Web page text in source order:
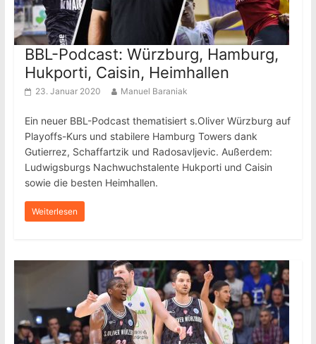
BBL-Podcast: Würzburg, Hamburg,
Hukporti, Caisin, Heimhallen
23. Januar 2020 Manuel Baraniak
Ein neuer BBL-Podcast thematisiert s.Oliver Würzburg auf
Playoffs-Kurs und stabilere Hamburg Towers dank
Gutierrez, Schaffartzik und Radosavljevic. Außerdem:
Ludwigsburgs Nachwuchstalente Hukporti und Caisin
sowie die besten Heimhallen.
Weiterlesen